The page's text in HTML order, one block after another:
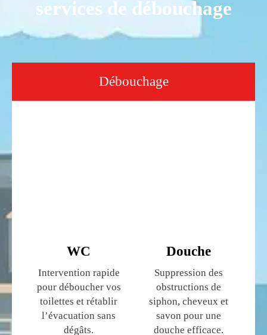
services de débouchage
Débouchage
WC
Intervention rapide
pour déboucher vos
toilettes et rétablir
l’évacuation sans
dégâts.
Douche
Suppression des
obstructions de
siphon, cheveux et
savon pour une
douche efficace.